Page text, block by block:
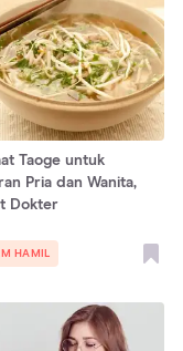
Taoge untuk
Pria dan Wanita,
Dokter
HAMIL